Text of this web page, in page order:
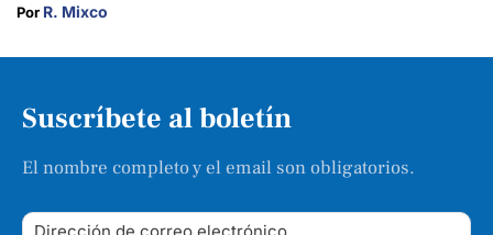
Por R. Mixco
Suscríbete al boletín
El nombre completo y el email son obligatorios.